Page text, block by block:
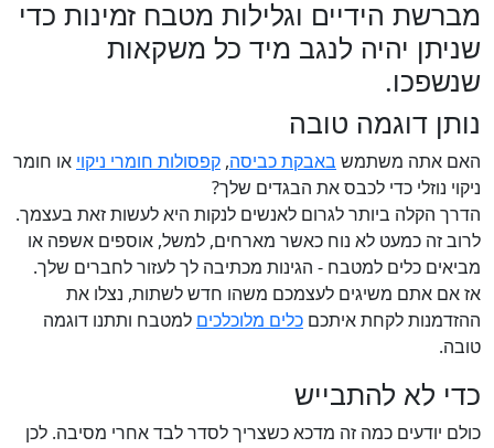
מברשת הידיים וגלילות מטבח זמינות כדי
שניתן יהיה לנגב מיד כל משקאות
שנשפכו.
נותן דוגמה טובה
האם אתה משתמש באבקת כביסה, קפסולות חומרי ניקוי או חומר
ניקוי נוזלי כדי לכבס את הבגדים שלך?
הדרך הקלה ביותר לגרום לאנשים לנקות היא לעשות זאת בעצמך.
לרוב זה כמעט לא נוח כאשר מארחים, למשל, אוספים אשפה או
מביאים כלים למטבח - הגינות מכתיבה לך לעזור לחברים שלך.
אז אם אתם משיגים לעצמכם משהו חדש לשתות, נצלו את
ההזדמנות לקחת איתכם כלים מלוכלכים למטבח ותתנו דוגמה
טובה.
כדי לא להתבייש
כולם יודעים כמה זה מדכא כשצריך לסדר לבד אחרי מסיבה. לכן